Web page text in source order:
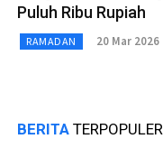
Puluh Ribu Rupiah
RAMADAN 20 Mar 2026
BERITA TERPOPULER